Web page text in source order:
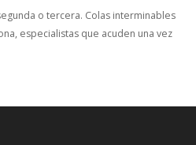
o tercera. Colas interminables
especialistas que acuden una vez